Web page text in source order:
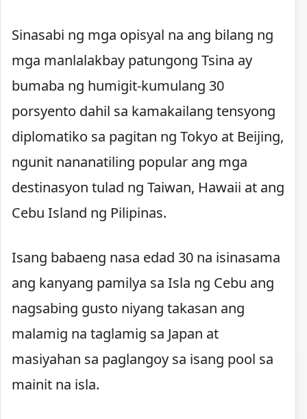
Sinasabi ng mga opisyal na ang bilang ng
mga manlalakbay patungong Tsina ay
bumaba ng humigit-kumulang 30
porsyento dahil sa kamakailang tensyong
diplomatiko sa pagitan ng Tokyo at Beijing,
ngunit nananatiling popular ang mga
destinasyon tulad ng Taiwan, Hawaii at ang
Cebu Island ng Pilipinas.
Isang babaeng nasa edad 30 na isinasama
ang kanyang pamilya sa Isla ng Cebu ang
nagsabing gusto niyang takasan ang
malamig na taglamig sa Japan at
masiyahan sa paglangoy sa isang pool sa
mainit na isla.